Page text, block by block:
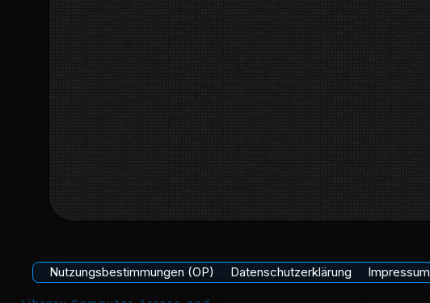
Nutzungsbestimmungen (OP) Datenschutzerklärung Impressum